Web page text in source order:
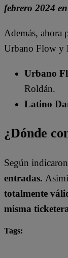
febrero 2024
Además, ahora
Urbano Flow y
Urbano
Roldán.
Latino
¿Dónde
Según
entradas.
totalmente
misma
Tags: